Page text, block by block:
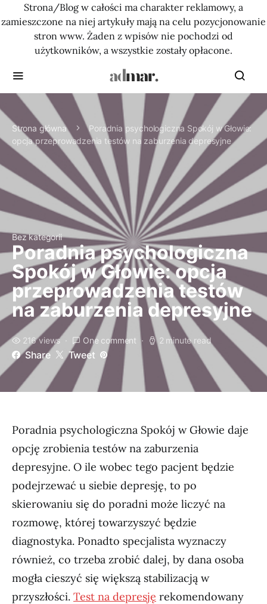
Strona/Blog w całości ma charakter reklamowy, a
zamieszczone na niej artykuły mają na celu pozycjonowanie
stron www. Żaden z wpisów nie pochodzi od
użytkowników, a wszystkie zostały opłacone.
Strona główna
Poradnia psychologiczna Spokój w Głowie:
opcja przeprowadzenia testów na zaburzenia depresyjne
Bez kategorii
Poradnia psychologiczna
Spokój w Głowie: opcja
przeprowadzenia testów
na zaburzenia depresyjne
216 views One comment 2 minute read
Share Tweet
Poradnia psychologiczna Spokój w Głowie daje
opcję zrobienia testów na zaburzenia
depresyjne. O ile wobec tego pacjent będzie
podejrzewać u siebie depresję, to po
skierowaniu się do poradni może liczyć na
rozmowę, której towarzyszyć będzie
diagnostyka. Ponadto specjalista wyznaczy
również, co trzeba zrobić dalej, by dana osoba
mogła cieszyć się większą stabilizacją w
przyszłości. Test na depresję rekomendowany